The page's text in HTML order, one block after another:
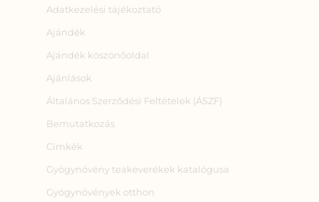
Adatkezelési tájékoztató
Ajándék
Ajándék köszönőoldal
Ajánlások
Általános Szerződési Feltételek (ÁSZF)
Bemutatkozás
Címkék
Gyógynövény teakeverékek katalógusa
Gyógynövények otthon